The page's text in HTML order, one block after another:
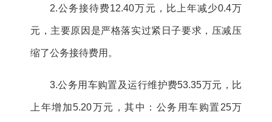
2.公务接待费12.40万元，比上年减少0.4万
元，主要原因是严格落实过紧日子要求，压减压
缩了公务接待费用。
3.公务用车购置及运行维护费53.35万元，比
上年增加5.20万元，其中：公务用车购置25万